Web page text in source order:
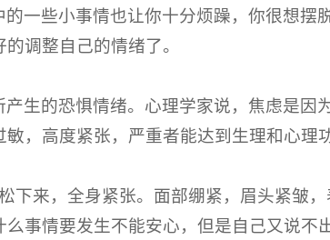
一些小事情也让你十分烦躁，你很想摆
调整自己的情绪了。
生的恐惧情绪。心理学家说，焦虑是因
，高度紧张，严重者能达到生理和心理
下来，全身紧张。面部绷紧，眉头紧皱
事情要发生不能安心，但是自己又说不